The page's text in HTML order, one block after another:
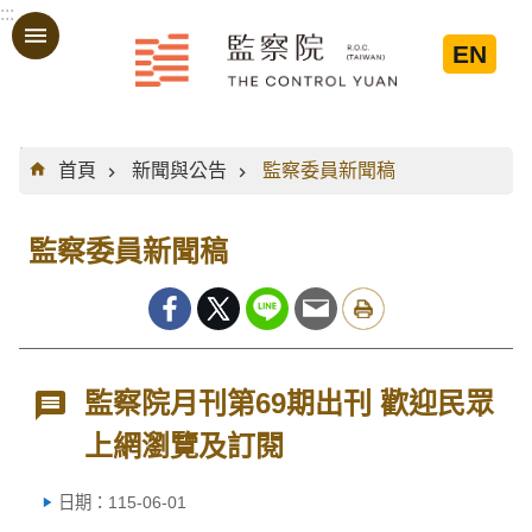
跳到主要內容區塊
:::
EN
:::
首頁
新聞與公告 監察委員新聞稿
監察委員新聞稿
監察院月刊第69期出刊 歡迎民眾
上網瀏覽及訂閱
日期：115-06-01